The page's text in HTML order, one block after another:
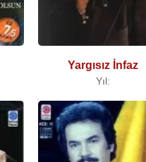
Yargısız İnfaz
Yıl: